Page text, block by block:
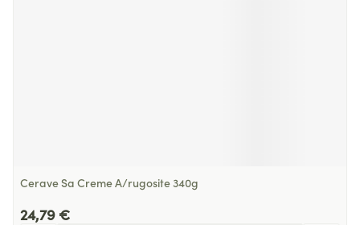
Cerave Sa Creme A/rugosite 340g
24,79 €